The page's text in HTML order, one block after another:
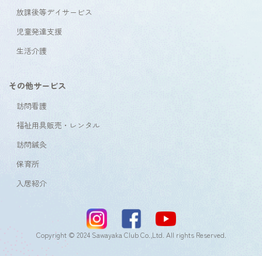
放課後等デイサービス
児童発達支援
生活介護
その他サービス
訪問看護
福祉用具販売・レンタル
訪問鍼灸
保育所
入居紹介
Copyright © 2024 Sawayaka Club Co.,Ltd. All rights Reserved.